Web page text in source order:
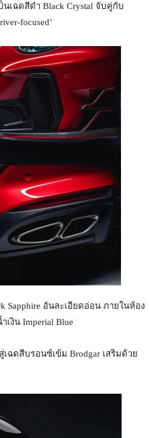
เฉดสีดำ Black Crystal จับคู่กับ
focused’
Sapphire อันละเอียดอ่อน ภายในห้อง
งิน Imperial Blue
ฉดสีบรอนซ์เข้ม Brodgar เสริมด้วย